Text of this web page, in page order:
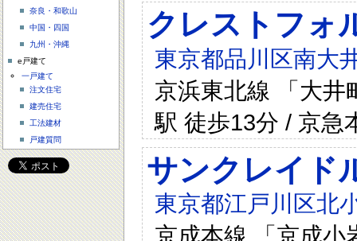
クレストフォ
東京都品川区南大
京浜東北線 「大井
駅 徒歩13分 / 京急
サンクレイド
東京都江戸川区北
京成本線 「京成小
奈良・和歌山
中国・四国
九州・沖縄
e戸建て
一戸建て
注文住宅
建売住宅
工法建材
戸建質問